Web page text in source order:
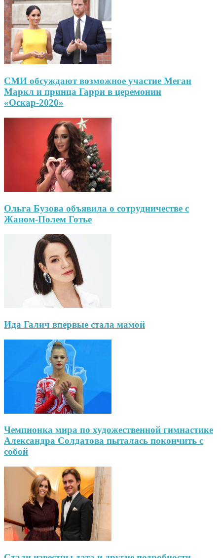
СМИ обсуждают возможное участие Меган
Маркл и принца Гарри в церемонии
«Оскар-2020»
Ольга Бузова объявила о сотрудничестве с
Жаном-Полем Готье
Ида Галич впервые стала мамой
Чемпионка мира по художественной гимнастике
Александра Солдатова пыталась покончить с
собой